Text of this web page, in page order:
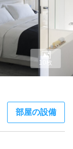
部屋の設備
10枚